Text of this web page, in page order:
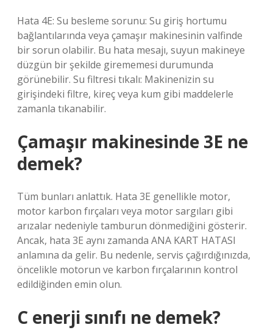
Hata 4E: Su besleme sorunu: Su giriş hortumu
bağlantılarında veya çamaşır makinesinin valfinde
bir sorun olabilir. Bu hata mesajı, suyun makineye
düzgün bir şekilde girememesi durumunda
görünebilir. Su filtresi tıkalı: Makinenizin su
girişindeki filtre, kireç veya kum gibi maddelerle
zamanla tıkanabilir.
Çamaşır makinesinde 3E ne
demek?
Tüm bunları anlattık. Hata 3E genellikle motor,
motor karbon fırçaları veya motor sargıları gibi
arızalar nedeniyle tamburun dönmediğini gösterir.
Ancak, hata 3E aynı zamanda ANA KART HATASI
anlamına da gelir. Bu nedenle, servis çağırdığınızda,
öncelikle motorun ve karbon fırçalarının kontrol
edildiğinden emin olun.
C enerji sınıfı ne demek?